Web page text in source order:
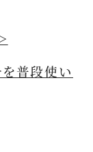
を普段使い